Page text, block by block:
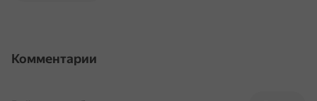
Комментарии